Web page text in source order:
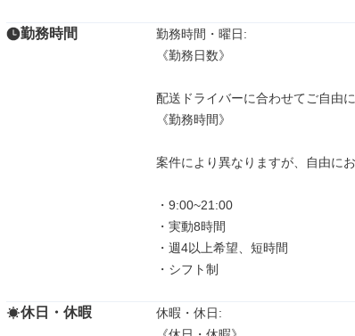
勤務時間
勤務時間・曜日:
《勤務日数》
配送ドライバーに合わせてご自由
《勤務時間》
案件により異なりますが、自由に
・9:00~21:00
・実動8時間
・週4以上希望、短時間
・シフト制
休日・休暇
休暇・休日: